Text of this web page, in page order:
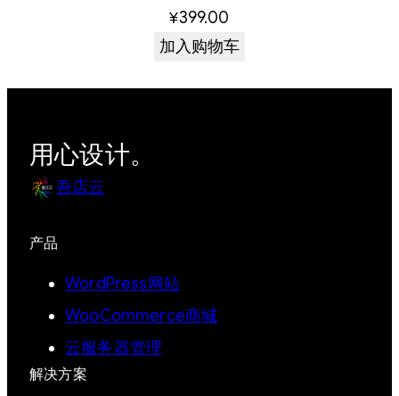
¥399.00
加入购物车
用心设计。
吾店云
产品
WordPress网站
WooCommerce商城
云服务器管理
解决方案